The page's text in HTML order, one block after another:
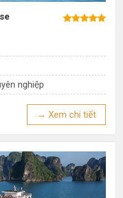
nghiệp
→ Xem chi tiết